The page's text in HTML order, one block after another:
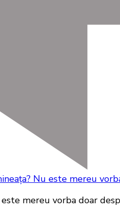
Nu este mereu